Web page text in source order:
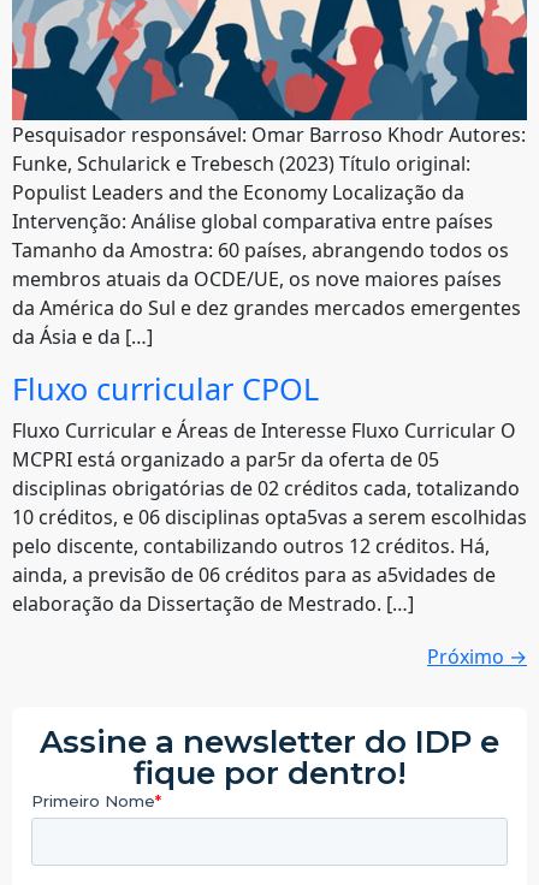
Pesquisador responsável: Omar Barroso Khodr Autores:
Funke, Schularick e Trebesch (2023) Título original:
Populist Leaders and the Economy Localização da
Intervenção: Análise global comparativa entre países
Tamanho da Amostra: 60 países, abrangendo todos os
membros atuais da OCDE/UE, os nove maiores países
da América do Sul e dez grandes mercados emergentes
da Ásia e da […]
Fluxo curricular CPOL
Fluxo Curricular e Áreas de Interesse Fluxo Curricular O
MCPRI está organizado a par5r da oferta de 05
disciplinas obrigatórias de 02 créditos cada, totalizando
10 créditos, e 06 disciplinas opta5vas a serem escolhidas
pelo discente, contabilizando outros 12 créditos. Há,
ainda, a previsão de 06 créditos para as a5vidades de
elaboração da Dissertação de Mestrado. […]
Próximo →
Assine a newsletter do IDP e
fique por dentro!